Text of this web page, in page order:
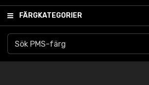
FÄRGKATEGORIER